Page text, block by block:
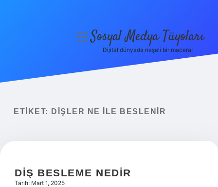
Yasal Uyarı
menüyüSosyal Medya Tüyoları
Dijital dünyada neşeli bir macera!
ETIKET: DIŞLER NE ILE BESLENIR
DIŞ BESLEME NEDIR
Tarih: Mart 1, 2025